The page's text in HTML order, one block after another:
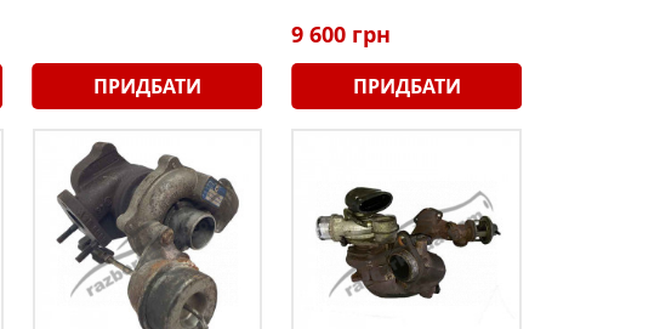
ПРИДБАТИ
9 600 грн
ПРИДБАТИ